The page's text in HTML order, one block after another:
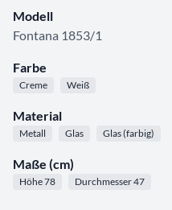
Modell
Fontana 1853/1
Farbe
Creme Weiß
Material
Metall Glas Glas (farbig)
Maße (cm)
Höhe 78 Durchmesser 47